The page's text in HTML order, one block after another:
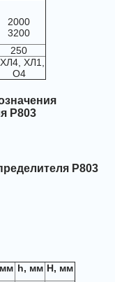
2000
3200
250
ХЛ1,
О4
Р803
Р803
h, мм H, мм